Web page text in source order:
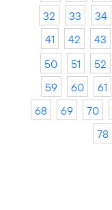
32
33 34
41
42 43
50
51 52
59
60 61
68
69 70
78